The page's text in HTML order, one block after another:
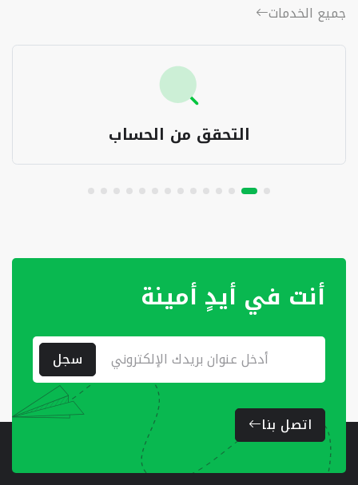
جميع الخدمات
التحقق من الحساب
أنت في أيدٍ أمينة
سجل
اتصل بنا